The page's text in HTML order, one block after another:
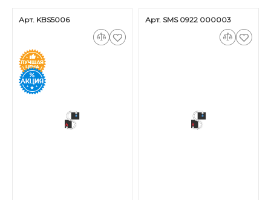
Арт. KBS5006 Арт. SMS 0922 000003